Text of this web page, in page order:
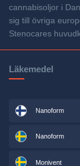
cannabisoljor i
sig till övriga
Stenocares
Läkemedel
Nanoform
Nanoform
Monivent